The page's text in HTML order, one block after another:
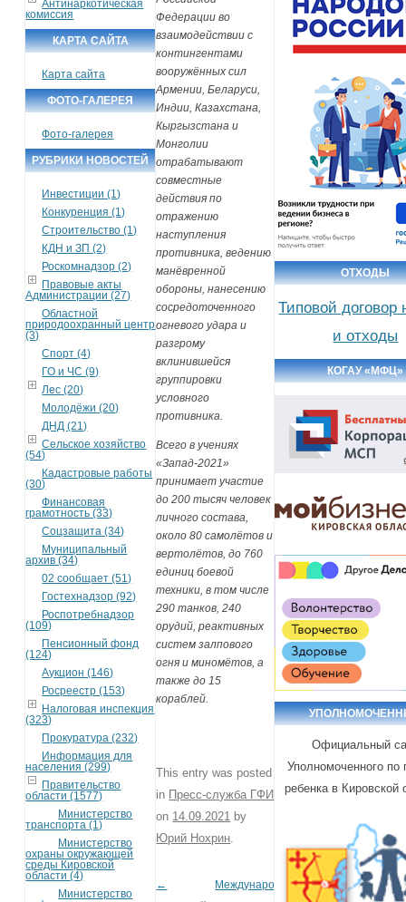
Антинаркотическая
комиссия
КАРТА САЙТА
Карта сайта
ФОТО-ГАЛЕРЕЯ
Фото-галерея
РУБРИКИ НОВОСТЕЙ
Инвестиции (1)
Конкуренция (1)
Строительство (1)
КДН и ЗП (2)
Роскомнадзор (2)
Правовые акты
Администрации (27)
Областной
природоохранный центр
(3)
Спорт (4)
ГО и ЧС (9)
Лес (20)
Молодёжи (20)
ДНД (21)
Сельское хозяйство
(54)
Кадастровые работы
(30)
Финансовая
грамотность (33)
Соцзащита (34)
Муниципальный
архив (34)
02 сообщает (51)
Гостехнадзор (92)
Роспотребнадзор
(109)
Пенсионный фонд
(124)
Аукцион (146)
Росреестр (153)
Налоговая инспекция
(323)
Прокуратура (232)
Информация для
населения (299)
Правительство
области (1577)
Министерство
транспорта (1)
Министерство
охраны окружающей
среды Кировской
области (4)
Министерство
Федерации во
взаимодействии с
контингентами
вооружённых сил
Армении, Беларуси,
Индии, Казахстана,
Кыргызстана и
Монголии
отрабатывают
совместные
действия по
отражению
наступления
противника, ведению
манёвренной
обороны, нанесению
сосредоточенного
огневого удара и
разгрому
вклинившейся
группировки
условного
противника.
Всего в учениях
«Запад-2021»
принимает участие
до 200 тысяч человек
личного состава,
около 80 самолётов и
вертолётов, до 760
единиц боевой
техники, в том числе
290 танков, 240
орудий, реактивных
систем залпового
огня и миномётов, а
также до 15
кораблей.
This entry was posted
in Пресс-служба ГФИ
on 14.09.2021 by
Юрий Нохрин
Post navigation
←
Международный
ОТХОДЫ
Типовой договор
и отходы
КОГАУ «МФЦ»
Официальный
Уполномоченного по
ребенка в Кировской